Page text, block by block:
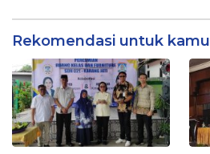
Rekomendasi untuk kamu